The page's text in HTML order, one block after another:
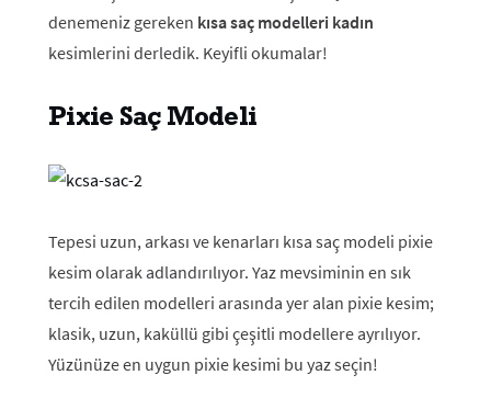
denemeniz gereken kısa saç modelleri kadın
kesimlerini derledik. Keyifli okumalar!
Pixie Saç Modeli
Tepesi uzun, arkası ve kenarları kısa saç modeli pixie
kesim olarak adlandırılıyor. Yaz mevsiminin en sık
tercih edilen modelleri arasında yer alan pixie kesim;
klasik, uzun, kaküllü gibi çeşitli modellere ayrılıyor.
Yüzünüze en uygun pixie kesimi bu yaz seçin!